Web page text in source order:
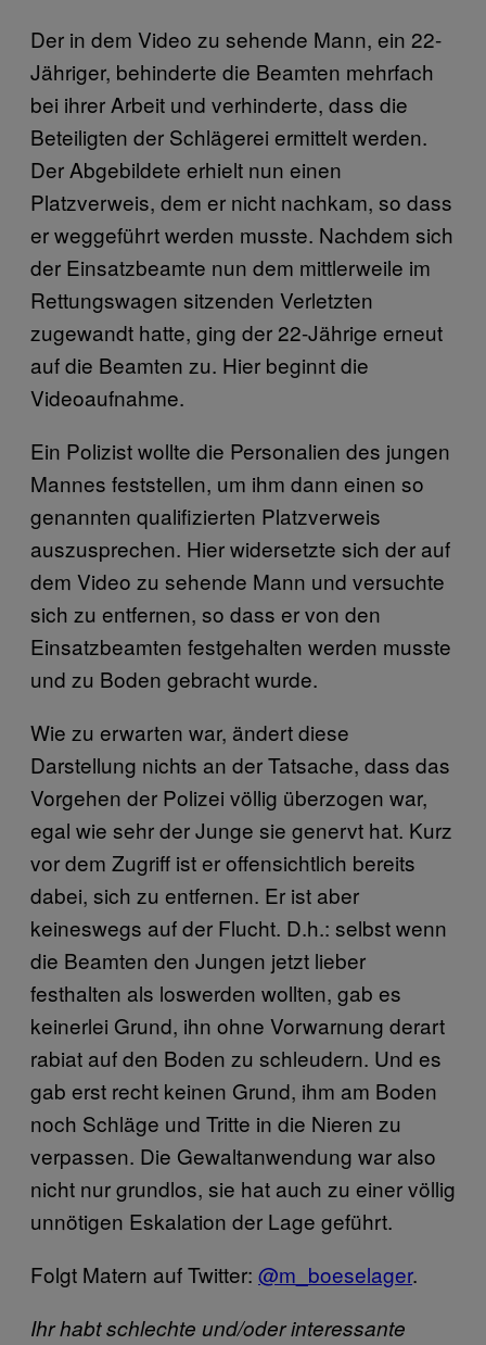
Der in dem Video zu sehende Mann, ein 22-
Jähriger, behinderte die Beamten mehrfach
bei ihrer Arbeit und verhinderte, dass die
Beteiligten der Schlägerei ermittelt werden.
Der Abgebildete erhielt nun einen
Platzverweis, dem er nicht nachkam, so dass
er weggeführt werden musste. Nachdem sich
der Einsatzbeamte nun dem mittlerweile im
Rettungswagen sitzenden Verletzten
zugewandt hatte, ging der 22-Jährige erneut
auf die Beamten zu. Hier beginnt die
Videoaufnahme.
Ein Polizist wollte die Personalien des jungen
Mannes feststellen, um ihm dann einen so
genannten qualifizierten Platzverweis
auszusprechen. Hier widersetzte sich der auf
dem Video zu sehende Mann und versuchte
sich zu entfernen, so dass er von den
Einsatzbeamten festgehalten werden musste
und zu Boden gebracht wurde.
Wie zu erwarten war, ändert diese
Darstellung nichts an der Tatsache, dass das
Vorgehen der Polizei völlig überzogen war,
egal wie sehr der Junge sie genervt hat. Kurz
vor dem Zugriff ist er offensichtlich bereits
dabei, sich zu entfernen. Er ist aber
keineswegs auf der Flucht. D.h.: selbst wenn
die Beamten den Jungen jetzt lieber
festhalten als loswerden wollten, gab es
keinerlei Grund, ihn ohne Vorwarnung derart
rabiat auf den Boden zu schleudern. Und es
gab erst recht keinen Grund, ihm am Boden
noch Schläge und Tritte in die Nieren zu
verpassen. Die Gewaltanwendung war also
nicht nur grundlos, sie hat auch zu einer völlig
unnötigen Eskalation der Lage geführt.
Folgt Matern auf Twitter: @m_boeselager.
Ihr habt schlechte und/oder interessante